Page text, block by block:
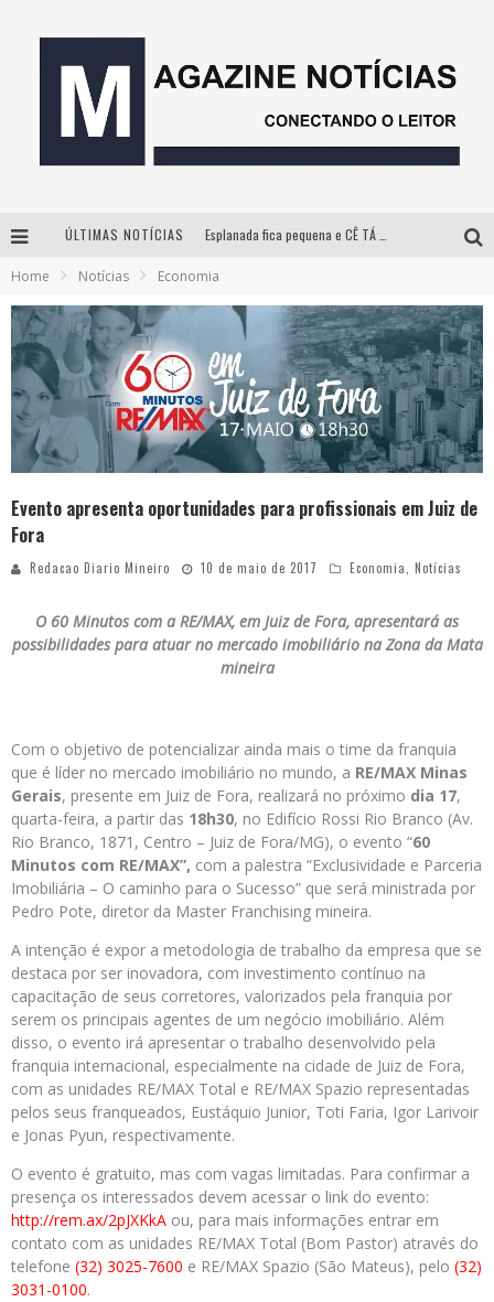
ÚLTIMAS NOTÍCIAS
Com ingressos esgotados desde junho, Churrasquinho Menos é Mais agita BH na próxima semana
Hot Wheels Monster Trucks Live™ confirma Belo Horizonte na turnê América do Sul 2027
Home Notícias Economia
Evento apresenta oportunidades para profissionais em Juiz de
Fora
Redacao Diario Mineiro 10 de maio de 2017 Economia, Notícias
O 60 Minutos com a RE/MAX, em Juiz de Fora, apresentará as
possibilidades para atuar no mercado imobiliário na Zona da Mata
mineira
Com o objetivo de potencializar ainda mais o time da franquia
que é líder no mercado imobiliário no mundo, a RE/MAX Minas
Gerais, presente em Juiz de Fora, realizará no próximo dia 17,
quarta-feira, a partir das 18h30, no Edifício Rossi Rio Branco (Av.
Rio Branco, 1871, Centro – Juiz de Fora/MG), o evento “60
Minutos com RE/MAX”, com a palestra “Exclusividade e Parceria
Imobiliária – O caminho para o Sucesso” que será ministrada por
Pedro Pote, diretor da Master Franchising mineira.
A intenção é expor a metodologia de trabalho da empresa que se
destaca por ser inovadora, com investimento contínuo na
capacitação de seus corretores, valorizados pela franquia por
serem os principais agentes de um negócio imobiliário. Além
disso, o evento irá apresentar o trabalho desenvolvido pela
franquia internacional, especialmente na cidade de Juiz de Fora,
com as unidades RE/MAX Total e RE/MAX Spazio representadas
pelos seus franqueados, Eustáquio Junior, Toti Faria, Igor Larivoir
e Jonas Pyun, respectivamente.
O evento é gratuito, mas com vagas limitadas. Para confirmar a
presença os interessados devem acessar o link do evento:
http://rem.ax/2pJXKkA ou, para mais informações entrar em
contato com as unidades RE/MAX Total (Bom Pastor) através do
telefone (32) 3025-7600 e RE/MAX Spazio (São Mateus), pelo (32)
3031-0100.